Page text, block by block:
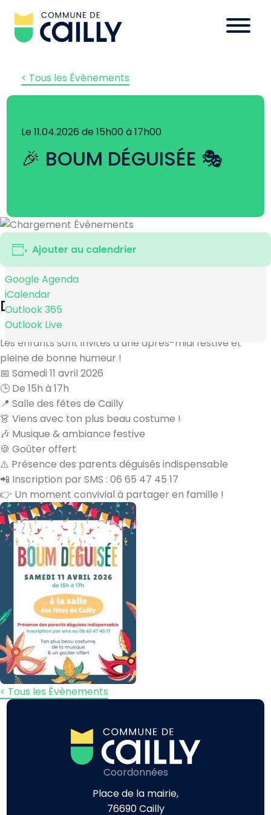
< Tous les Évènements
Le 11.04.2026 de 15h00 à 17h00
🎉 BOUM DÉGUISÉE 🎭
Ajouter au calendrier
Google Agenda
iCalendar
Outlook 365
Outlook Live
DESCRIPTION
Les enfants sont invités à une après-midi festive et
pleine de bonne humeur !
📅 Samedi 11 avril 2026
🕒 De 15h à 17h
📍 Salle des fêtes de Cailly
👗 Viens avec ton plus beau costume !
🎶 Musique & ambiance festive
🍪 Goûter offert
⚠️ Présence des parents déguisés indispensable
📲 Inscription par SMS : 06 65 47 45 17
👉 Un moment convivial à partager en famille !
< Tous les Évènements
Coordonnées
Place de la mairie,
76690 Cailly